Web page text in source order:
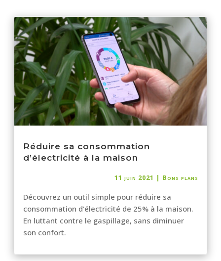
Réduire sa consommation
d’électricité à la maison
11 juin 2021 | Bons plans
Découvrez un outil simple pour réduire sa
consommation d'électricité de 25% à la maison.
En luttant contre le gaspillage, sans diminuer
son confort.